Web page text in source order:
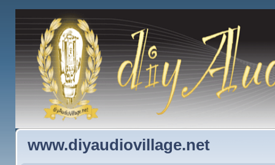
www.diyaudiovillage.net